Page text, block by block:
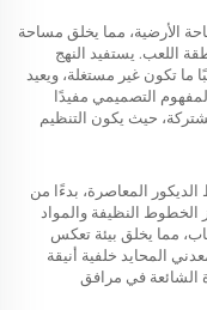
الأرضية، مما يخلق مساحة
اللعب. يستفيد النهج
ما تكون غير مستغلة، ويعيد
التصميمي مفيدًا
حيث يكون التنظيم
المعاصرة، بدءًا من
الخطوط النظيفة والمواد
مما يخلق بيئة تعكس
المحايد خلفية أنيقة
الشائعة في مرافق